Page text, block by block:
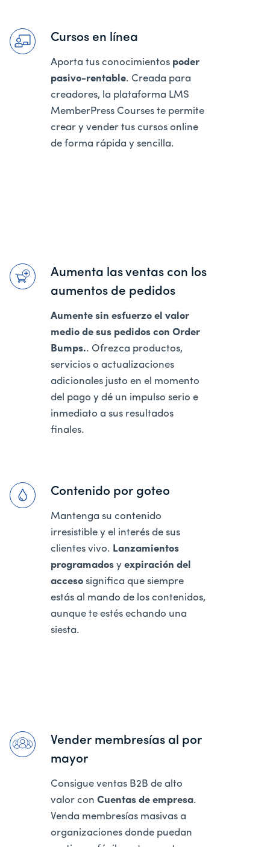
Cursos en línea
Aporta tus conocimientos poder
pasivo-rentable. Creada para
creadores, la plataforma LMS
MemberPress Courses te permite
crear y vender tus cursos online
de forma rápida y sencilla.
Aumenta las ventas con los
aumentos de pedidos
Aumente sin esfuerzo el valor
medio de sus pedidos con Order
Bumps.. Ofrezca productos,
servicios o actualizaciones
adicionales justo en el momento
del pago y dé un impulso serio e
inmediato a sus resultados
finales.
Contenido por goteo
Mantenga su contenido
irresistible y el interés de sus
clientes vivo. Lanzamientos
programados y expiración del
acceso significa que siempre
estás al mando de los contenidos,
aunque te estés echando una
siesta.
Vender membresías al por
mayor
Consigue ventas B2B de alto
valor con Cuentas de empresa.
Venda membresías masivas a
organizaciones donde puedan